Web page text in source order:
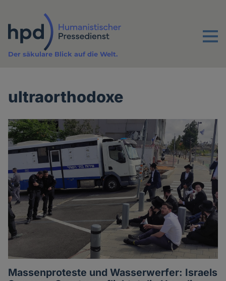
Inhalt
Menu
Der säkulare Blick auf die Welt.
ultraorthodoxe
Massenproteste und Wasserwerfer: Israels